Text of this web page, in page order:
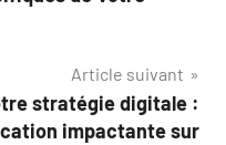
Article suivant
stratégie digitale :
impactante sur